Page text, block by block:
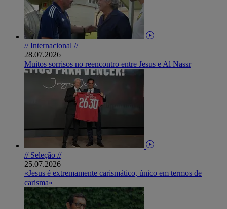
// Internacional //
28.07.2026
Muitos sorrisos no reencontro entre Jesus e Al Nassr
// Seleção //
25.07.2026
«Jesus é extremamente carismático, único em termos de
carisma»